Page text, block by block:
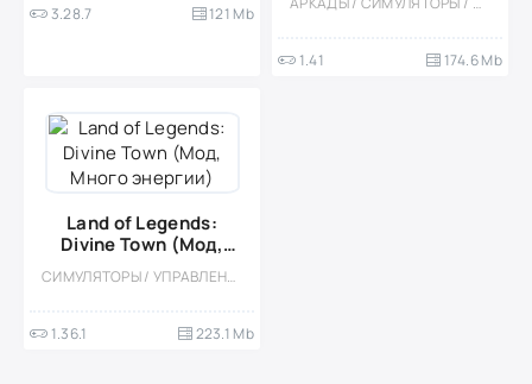
3.28.7 121 Mb
1.41 174.6 Mb
Land of Legends:
Divine Town (Мод,
Много энергии)
СИМУЛЯТОРЫ / УПРАВЛЕНИЕ / КАЗУАЛЬНЫЕ / СТИЛИЗАЦИЯ / ОДНОПОЛЬЗОВАТЕЛЬСКИЕ / ВСТРОЕННЫЙ КЕШ / МОД / ФЕРМЫ / КВЕСТЫ / ДЛЯ ДЕТЕЙ / ДЕВОЧКАМ
1.36.1 223.1 Mb